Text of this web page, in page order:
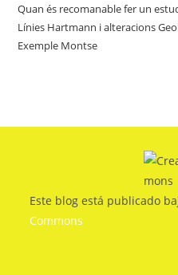
Quan és recomanable fer un
Línies Hartmann i alteracions
Exemple Montse
Este blog está publicado
Commons